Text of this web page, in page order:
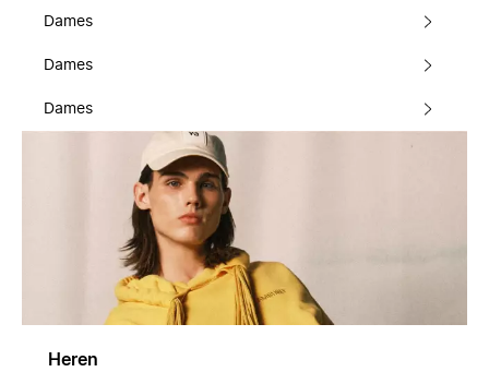
Dames
Dames
Dames
Heren